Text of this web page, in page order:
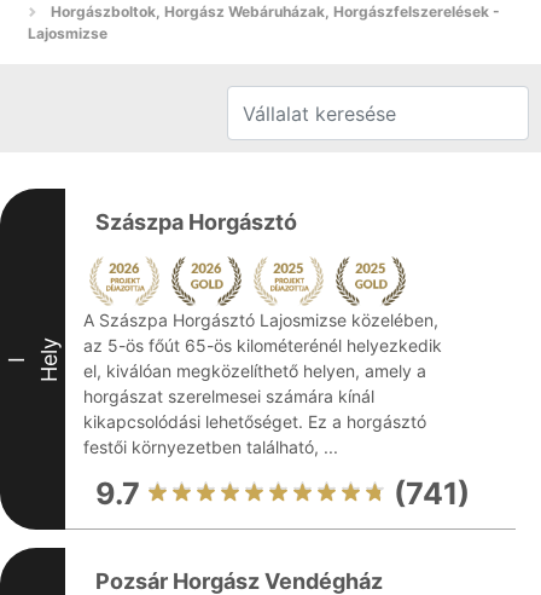
Horgászboltok, Horgász Webáruházak, Horgászfelszerelések -
Lajosmizse
I Hely
Szászpa Horgásztó
A Szászpa Horgásztó Lajosmizse közelében,
az 5-ös főút 65-ös kilométerénél helyezkedik
el, kiválóan megközelíthető helyen, amely a
horgászat szerelmesei számára kínál
kikapcsolódási lehetőséget. Ez a horgásztó
festői környezetben található, ...
9.7 (741)
Pozsár Horgász Vendégház